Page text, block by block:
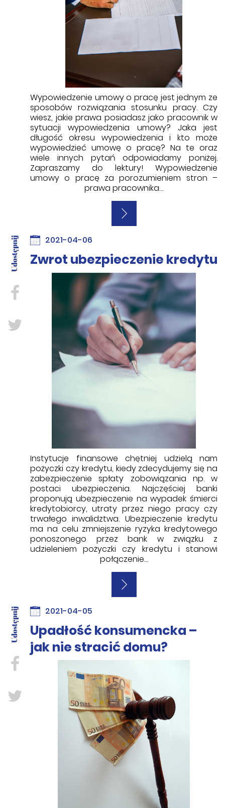
Wypowiedzenie umowy o pracę jest jednym ze
sposobów rozwiązania stosunku pracy. Czy
wiesz, jakie prawa posiadasz jako pracownik w
sytuacji wypowiedzenia umowy? Jaka jest
długość okresu wypowiedzenia i kto może
wypowiedzieć umowę o pracę? Na te oraz
wiele innych pytań odpowiadamy poniżej.
Zapraszamy do lektury! Wypowiedzenie
umowy o pracę za porozumieniem stron –
prawa pracownika…
2021-04-06
Zwrot ubezpieczenie kredytu
Instytucje finansowe chętniej udzielą nam
pożyczki czy kredytu, kiedy zdecydujemy się na
zabezpieczenie spłaty zobowiązania np. w
postaci ubezpieczenia. Najczęściej banki
proponują ubezpieczenie na wypadek śmierci
kredytobiorcy, utraty przez niego pracy czy
trwałego inwalidztwa. Ubezpieczenie kredytu
ma na celu zmniejszenie ryzyka kredytowego
ponoszonego przez bank w związku z
udzieleniem pożyczki czy kredytu i stanowi
połączenie…
2021-04-05
Upadłość konsumencka –
jak nie stracić domu?